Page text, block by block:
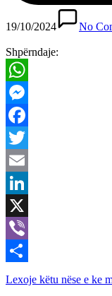
19/10/2024 No
Shpërndaje:
WhatsApp
Messenger
Facebook
Twitter
Email
LinkedIn
X
Viber
Share
Lexoje këtu nëse e ke